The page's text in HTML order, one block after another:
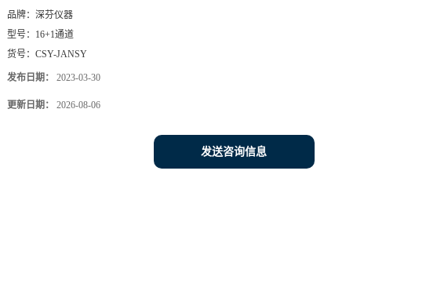
品牌： 深芬仪器
型号： 16+1通道
货号： CSY-JANSY
发布日期： 2023-03-30
更新日期： 2026-08-06
发送咨询信息